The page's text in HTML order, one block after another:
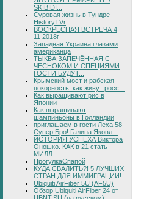
SKIBIDI...
Суровая жизнь в Тундре
HistoryTVr
ВОСКРЕСНАЯ ВСТРЕЧА 4
11 2018г
Западная Украина глазами
американца
ТЫКВА ЗАПЕЧЁННАЯ С
ЧЕСНОКОМ И СПЕЦИЯМИ
ГОСТИ БУДУТ...
Крымский мост и рабская
покорность: как живут росс...
Как выращивают рис в
Японии
Как выращивают
шампиньоны в Голландии
приглашаем в гости Леха 58
Супер Бро! Галина Яковл...
ИСТОРИЯ УСПЕХА Виктора
Оношко. КАК в 21 стать
МИЛЛ...
ПрогулкаСпапой
КУДА СВАЛИТЬ?! 5 ЛУЧШИХ
СТРАН ДЛЯ ИММИГРАЦИИ!
Ubiquiti AirFiber 5U (AF5U)
Обзор Ubiquiti AirFiber 24 от